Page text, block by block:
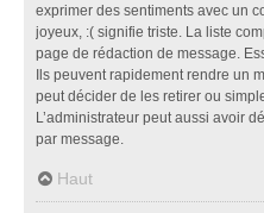
exprimer des sentiments avec un
joyeux, :( signifie triste. La liste
page de rédaction de message.
Ils peuvent rapidement rendre un
peut décider de les retirer ou
L’administrateur peut aussi avoir
par message.
Haut